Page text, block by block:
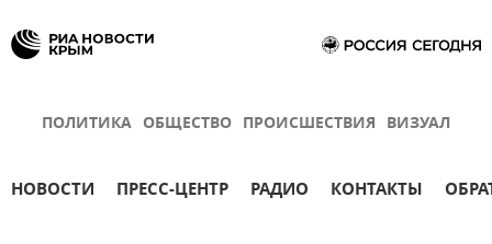
ПОЛИТИКА ОБЩЕСТВО ПРОИСШЕСТВИЯ ВИЗУАЛ
НОВОСТИ ПРЕСС-ЦЕНТР РАДИО КОНТАКТЫ